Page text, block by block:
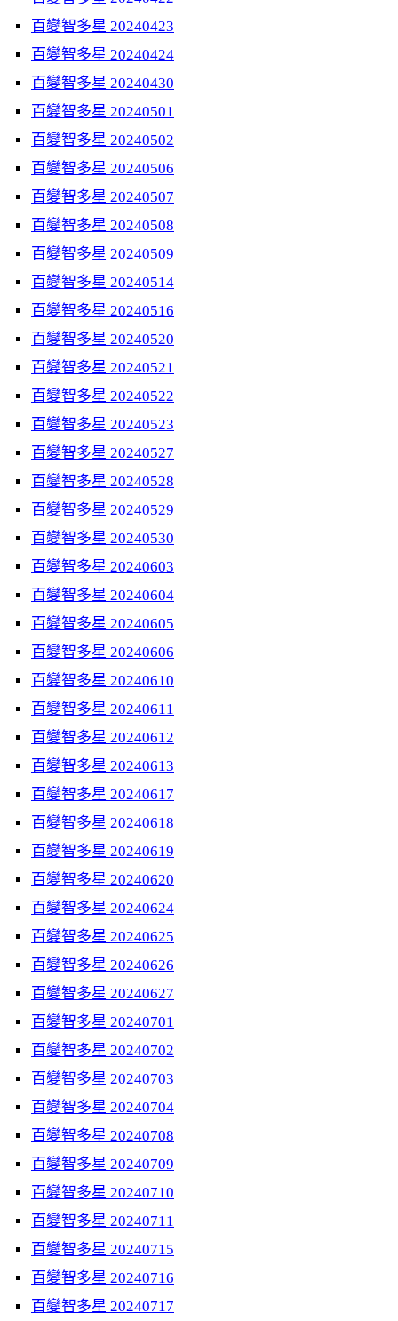
百變智多星 20240423
百變智多星 20240424
百變智多星 20240430
百變智多星 20240501
百變智多星 20240502
百變智多星 20240506
百變智多星 20240507
百變智多星 20240508
百變智多星 20240509
百變智多星 20240514
百變智多星 20240516
百變智多星 20240520
百變智多星 20240521
百變智多星 20240522
百變智多星 20240523
百變智多星 20240527
百變智多星 20240528
百變智多星 20240529
百變智多星 20240530
百變智多星 20240603
百變智多星 20240604
百變智多星 20240605
百變智多星 20240606
百變智多星 20240610
百變智多星 20240611
百變智多星 20240612
百變智多星 20240613
百變智多星 20240617
百變智多星 20240618
百變智多星 20240619
百變智多星 20240620
百變智多星 20240624
百變智多星 20240625
百變智多星 20240626
百變智多星 20240627
百變智多星 20240701
百變智多星 20240702
百變智多星 20240703
百變智多星 20240704
百變智多星 20240708
百變智多星 20240709
百變智多星 20240710
百變智多星 20240711
百變智多星 20240715
百變智多星 20240716
百變智多星 20240717